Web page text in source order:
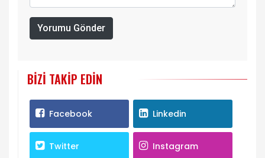
Yorumu Gönder
BIZI TAKIP EDIN
Facebook Linkedin
Twitter Instagram